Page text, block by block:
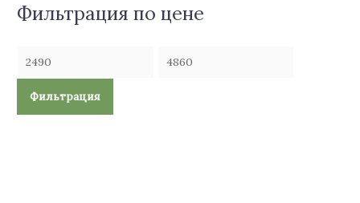
Фильтрация по цене
Фильтрация